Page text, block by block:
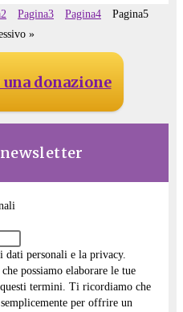
2 Pagina3 Pagina4 Pagina5
»
donazione
dati personali e la privacy.
possiamo elaborare le tue
termini. Ti ricordiamo che
per offrire un